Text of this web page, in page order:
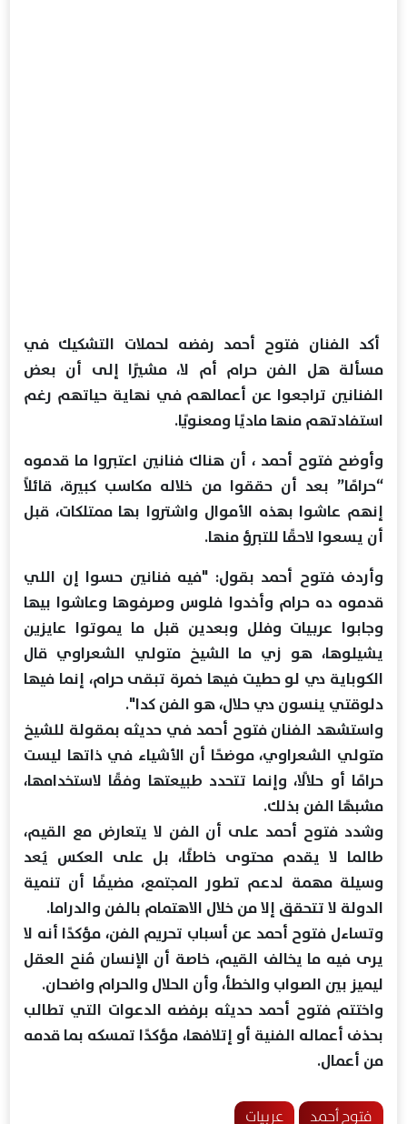
أكد الفنان فتوح أحمد رفضه لحملات التشكيك في
مسألة هل الفن حرام أم لا، مشيرًا إلى أن بعض
الفنانين تراجعوا عن أعمالهم في نهاية حياتهم رغم
استفادتهم منها ماديًا ومعنويًا.
وأوضح فتوح أحمد ، أن هناك فنانين اعتبروا ما قدموه
“حرامًا” بعد أن حققوا من خلاله مكاسب كبيرة، قائلاً
إنهم عاشوا بهذه الأموال واشتروا بها ممتلكات، قبل
أن يسعوا لاحقًا للتبرؤ منها.
وأردف فتوح أحمد بقول: "فيه فنانين حسوا إن اللي
قدموه ده حرام وأخدوا فلوس وصرفوها وعاشوا بيها
وجابوا عربيات وفلل وبعدين قبل ما يموتوا عايزين
يشيلوها، هو زي ما الشيخ متولي الشعراوي قال
الكوباية دي لو حطيت فيها خمرة تبقى حرام، إنما فيها
دلوقتي ينسون دي حلال، هو الفن كدا".
واستشهد الفنان فتوح أحمد في حديثه بمقولة للشيخ
متولي الشعراوي، موضحًا أن الأشياء في ذاتها ليست
حرامًا أو حلالًا، وإنما تتحدد طبيعتها وفقًا لاستخدامها،
مشبهًا الفن بذلك.
وشدد فتوح أحمد على أن الفن لا يتعارض مع القيم،
طالما لا يقدم محتوى خاطئًا، بل على العكس يُعد
وسيلة مهمة لدعم تطور المجتمع، مضيفًا أن تنمية
الدولة لا تتحقق إلا من خلال الاهتمام بالفن والدراما.
وتساءل فتوح أحمد عن أسباب تحريم الفن، مؤكدًا أنه لا
يرى فيه ما يخالف القيم، خاصة أن الإنسان مُنح العقل
ليميز بين الصواب والخطأ، وأن الحلال والحرام واضحان.
واختتم فتوح أحمد حديثه برفضه الدعوات التي تطالب
بحذف أعماله الفنية أو إتلافها، مؤكدًا تمسكه بما قدمه
من أعمال.
فتوح أحمد عربيات